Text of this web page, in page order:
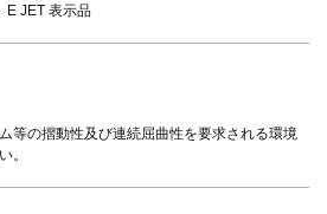
E JET 表示品
等の摺動性及び連続屈曲性を要求される環境
。